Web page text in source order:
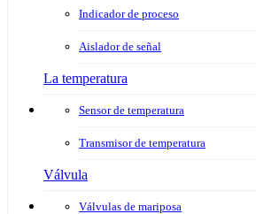
Indicador de proceso
Aislador de señal
La temperatura
Sensor de temperatura
Transmisor de temperatura
Válvula
Válvulas de mariposa